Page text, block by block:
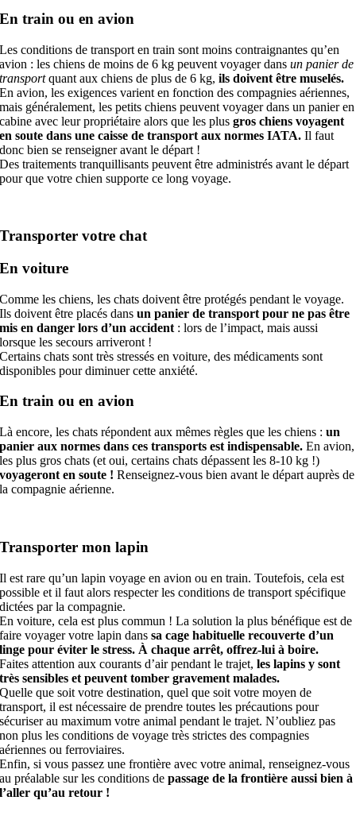
En train ou en avion
Les conditions de transport en train sont moins contraignantes qu’en
avion : les chiens de moins de 6 kg peuvent voyager dansun panier de
transportquant aux chiens de plus de 6 kg,ils doivent être muselés.
En avion, les exigences varient en fonction des compagnies aériennes,
mais généralement, les petits chiens peuvent voyager dans un panier en
cabine avec leur propriétaire alors que les plusgros chiens voyagent
en soute dans une caisse de transport aux normes IATA. Il faut
donc bien se renseigner avant le départ !
Des traitements tranquillisants peuvent être administrés avant le départ
pour que votre chien supporte ce long voyage.
Transporter votre chat
En voiture
Comme les chiens, les chats doivent être protégés pendant le voyage.
Ils doivent être placés dansun panier de transport pour ne pas être
mis en danger lors d’un accident : lors de l’impact, mais aussi
lorsque les secours arriveront !
Certains chats sont très stressés en voiture, des médicaments sont
disponibles pour diminuer cette anxiété.
En train ou en avion
Là encore, les chats répondent aux mêmes règles que les chiens :un
panier aux normes dans ces transports est indispensable.En avion,
les plus gros chats (et oui, certains chats dépassent les 8-10 kg !)
voyageront en soute ! Renseignez-vous bien avant le départ auprès de
la compagnie aérienne.
Transporter mon lapin
Il est rare qu’un lapin voyage en avion ou en train. Toutefois, cela est
possible et il faut alors respecter les conditions de transport spécifique
dictées par la compagnie.
En voiture, cela est plus commun ! La solution la plus bénéfique est de
faire voyager votre lapin danssa cage habituelle recouverte d’un
linge pour éviter le stress. À chaque arrêt, offrez-lui à boire.
Faites attention aux courants d’air pendant le trajet,les lapins y sont
très sensibles et peuvent tomber gravement malades.
Quelle que soit votre destination, quel que soit votre moyen de
transport, il est nécessaire de prendre toutes les précautions pour
sécuriser au maximum votre animal pendant le trajet. N’oubliez pas
non plus les conditions de voyage très strictes des compagnies
aériennes ou ferroviaires.
Enfin, si vous passez une frontière avec votre animal, renseignez-vous
au préalable sur les conditions depassage de la frontière aussi bien à
l’aller qu’au retour !